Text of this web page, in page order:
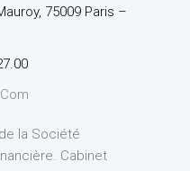
75009 Paris –
la Société
Cabinet